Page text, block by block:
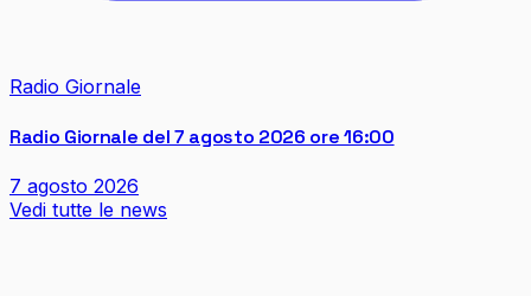
Radio Giornale
Radio Giornale del 7 agosto 2026 ore 16:00
7 agosto 2026
Vedi tutte le news